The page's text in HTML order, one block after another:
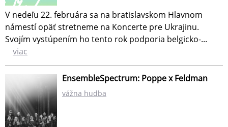
V nedeľu 22. februára sa na bratislavskom Hlavnom
námestí opäť stretneme na Koncerte pre Ukrajinu.
Svojím vystúpením ho tento rok podporia belgicko-...
viac
EnsembleSpectrum: Poppe x Feldman
vážna hudba